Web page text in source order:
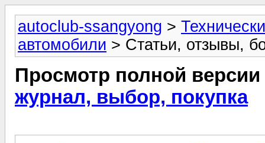
autoclub-ssangyong >
автомобили > Статьи, отзывы,
Просмотр полной
журнал, выбор, покупка